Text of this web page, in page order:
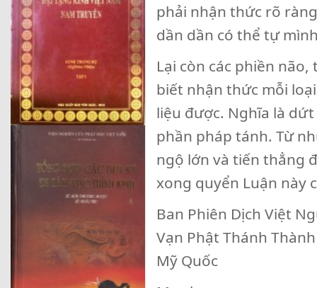
phải nhận thức rõ
dần dần có thể tự
Lại còn các phiền
biết nhận thức mỗi
liệu được. Nghĩa là
phần pháp tánh. Từ
ngộ lớn và tiến thẳng
xong quyển Luận này
Ban Phiên Dịch Việt
Vạn Phật Thánh Thành
Mỹ Quốc